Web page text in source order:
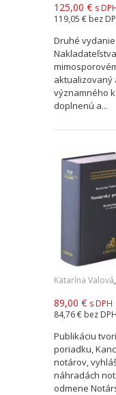
125,00 € s
119,05 € bez
Druhé
Nakladateľstva
aktualizovaný
významného
doplnenú a...
Katarína Valová,
89,00 € s DPH
84,76 € bez DPH
Publikáciu
poriadku,
notárov,
náhradách
odmene